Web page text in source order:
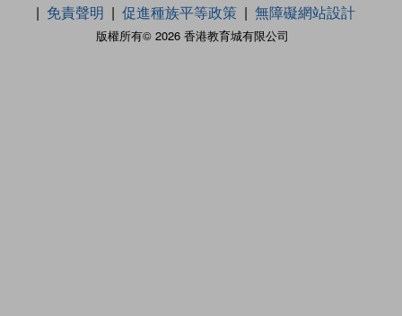
版權所有© 2026 香港教育城有限公司
免責聲明
促進種族平等政策 無障礙網站設計